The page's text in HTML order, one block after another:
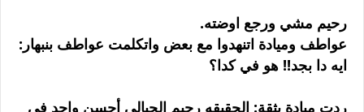
رحيم مشي ورجع اوضته.
عواطف وميادة اتنهدوا مع بعض واتكلمت عواطف بنبهار:
ايه دا بجد!! هو في كدا؟
ردت ميادة بثقة: الحقيقه رحيم الجبالي أحسن واحد في